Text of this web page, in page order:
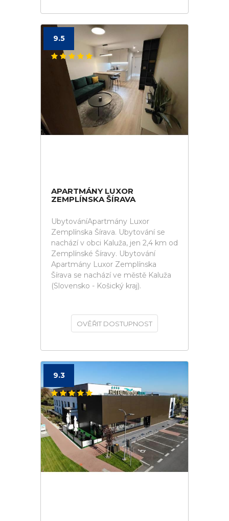
9.5
APARTMÁNY LUXOR
ZEMPLÍNSKA ŠÍRAVA
UbytováníApartmány Luxor
Zemplínska Šírava. Ubytování se
nachází v obci Kaluža, jen 2,4 km od
Zemplínské Šíravy. Ubytování
Apartmány Luxor Zemplínska
Šírava se nachází ve městě Kaluža
(Slovensko - Košický kraj).
OVĚŘIT DOSTUPNOST
9.3